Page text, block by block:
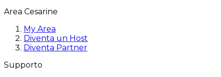
Area Cesarine
My Area
Diventa un Host
Diventa Partner
Supporto